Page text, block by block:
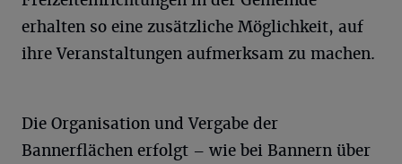
erhalten so eine zusätzliche Möglichkeit, auf
ihre Veranstaltungen aufmerksam zu machen.
Die Organisation und Vergabe der
Bannerflächen erfolgt – wie bei Bannern über